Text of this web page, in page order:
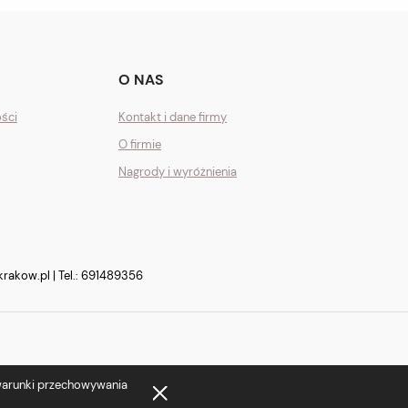
przechowywania
O NAS
Kontakt i dane firmy
O firmie
Nagrody i wyróżnienia
| Tel.: 691489356